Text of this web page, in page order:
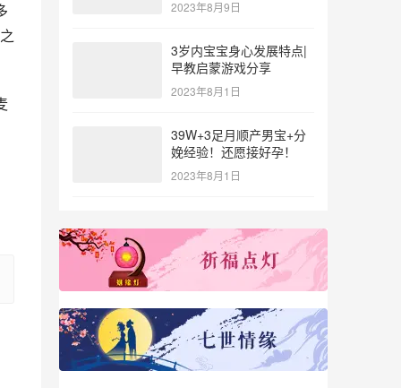
练培训
2023年8月9日
3岁内宝宝身心发展特点|
早教启蒙游戏分享
2023年8月1日
39W+3足月顺产男宝+分
娩经验！还愿接好孕！
2023年8月1日